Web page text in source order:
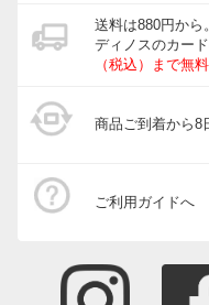
送料は880円から。
ディノスのカー
（税込）まで無料
商品ご到着から8
ご利用ガイドへ